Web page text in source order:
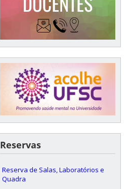
Reservas
Reserva de Salas, Laboratórios e
Quadra